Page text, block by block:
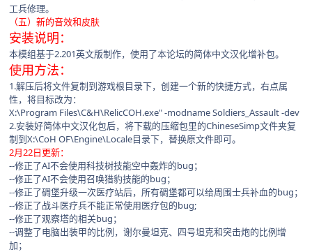
工兵修理。
（五）新的音效和皮肤
安装说明：
本模组基于2.201英文版制作，使用了本论坛的简体中文汉化增补包。
使用方法：
1.解压后将文件复制到游戏根目录下，创建一个新的快捷方式，右点属
性，将目标改为：
X:\Program Files\C&H\RelicCOH.exe" -modname Soldiers_Assault -dev
2.安装好简体中文汉化包后，将下载的压缩包里的ChineseSimp文件夹复
制到X:\CoH OF\Engine\Locale目录下，替换原文件即可。
2月22日更新：
--修正了AI不会使用科技树技能空中轰炸的bug；
--修正了AI不会使用召唤猎豹技能的bug；
--修正了碉堡升级一次医疗站后，所有碉堡都可以给周围士兵补血的bug；
--修正了战斗医疗兵不能正常使用医疗包的bug;
--修正了观察塔的相关bug；
--调整了电脑出装甲的比例，谢尔曼坦克、四号坦克和突击炮的比例增
加；